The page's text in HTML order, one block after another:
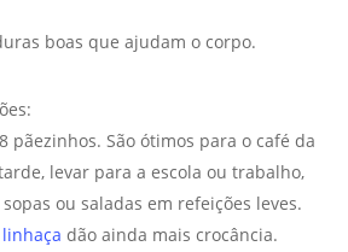
boas que ajudam o corpo.
pãezinhos. São ótimos para o café da
levar para a escola ou trabalho,
ou saladas em refeições leves.
dão ainda mais crocância.